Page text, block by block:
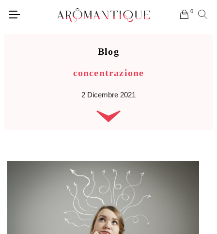
0
Blog
concentrazione
2 Dicembre 2021